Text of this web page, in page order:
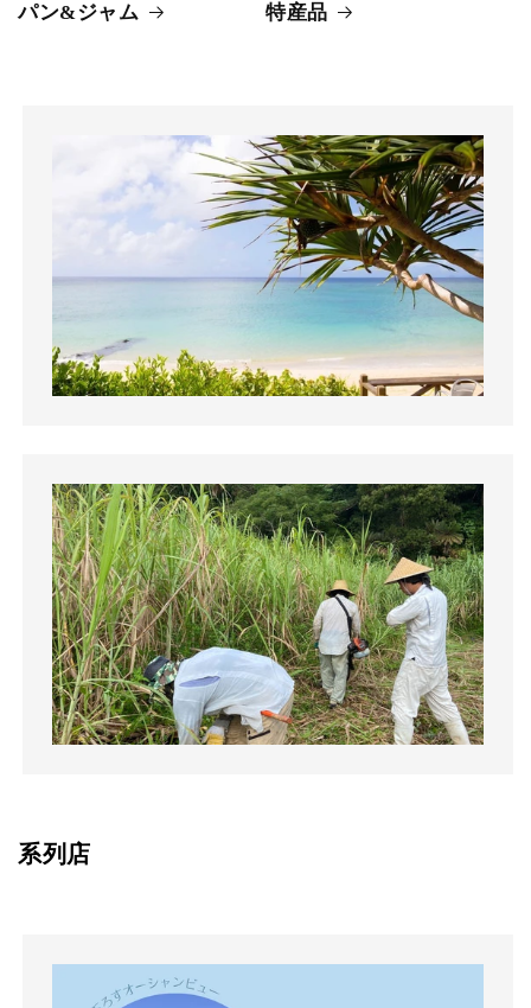
パン&ジャム 特産品
系列店